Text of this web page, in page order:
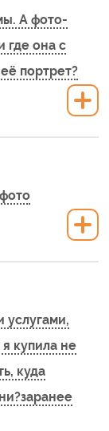
А фото-
где она с
портрет?
услугами,
купила не
куда